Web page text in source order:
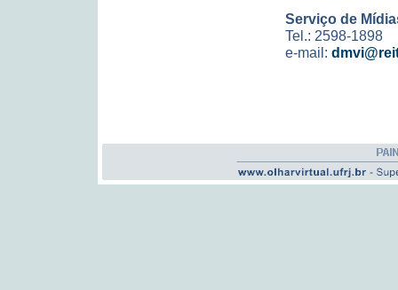
Serviço de
Tel.: 2598-1898
e-mail: